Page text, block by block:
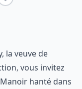
la veuve de
vous invitez
hanté dans